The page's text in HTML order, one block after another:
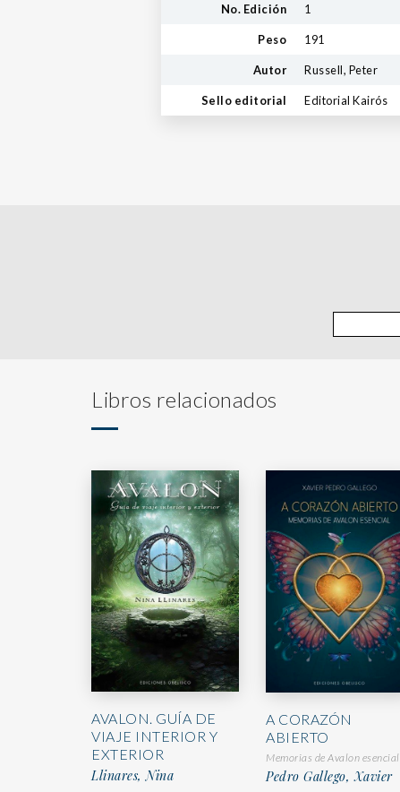
No. Edición 1
Peso 191
Autor Russell, Peter
Sello editorial Editorial Kairós
Libros relacionados
AVALON. GUÍA DE
VIAJE INTERIOR Y
EXTERIOR
Llinares, Nina
A CORAZÓN
ABIERTO
Memorias de Avalon esencial
Pedro Gallego, Xavier